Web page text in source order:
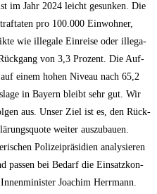
im Jahr 2024 leicht gesun­ken. Die
pro 100.000 Ein­woh­ner,
wie ille­ga­le Ein­rei­se oder ille­ga­
von 3,3 Pro­zent. Die Auf­
einem hohen Niveau nach 65,2
in Bay­ern bleibt sehr gut. Wir
aus. Unser Ziel ist es, den Rück­
wei­ter aus­zu­bau­en.
Poli­zei­prä­si­di­en ana­ly­sie­ren
pas­sen bei Bedarf die Ein­satz­kon­
Joa­chim Herr­mann.